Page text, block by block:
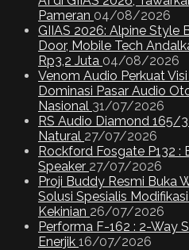
Pameran 04/08/2026
GIIAS 2026: Alpine Style
Door, Mobile Tech
Rp3,2 Juta 04/08/2026
Venom Audio Perkuat
Dominasi Pasar Audio
Nasional 31/07/2026
RS Audio Diamond 165/3
Natural 27/07/2026
Rockford Fosgate P132 :
Speaker 27/07/2026
Proji Buddy Resmi Buka
Solusi Spesialis
Kekinian 26/07/2026
Performa F-162 : 2-Way
Enerjik 16/07/2026